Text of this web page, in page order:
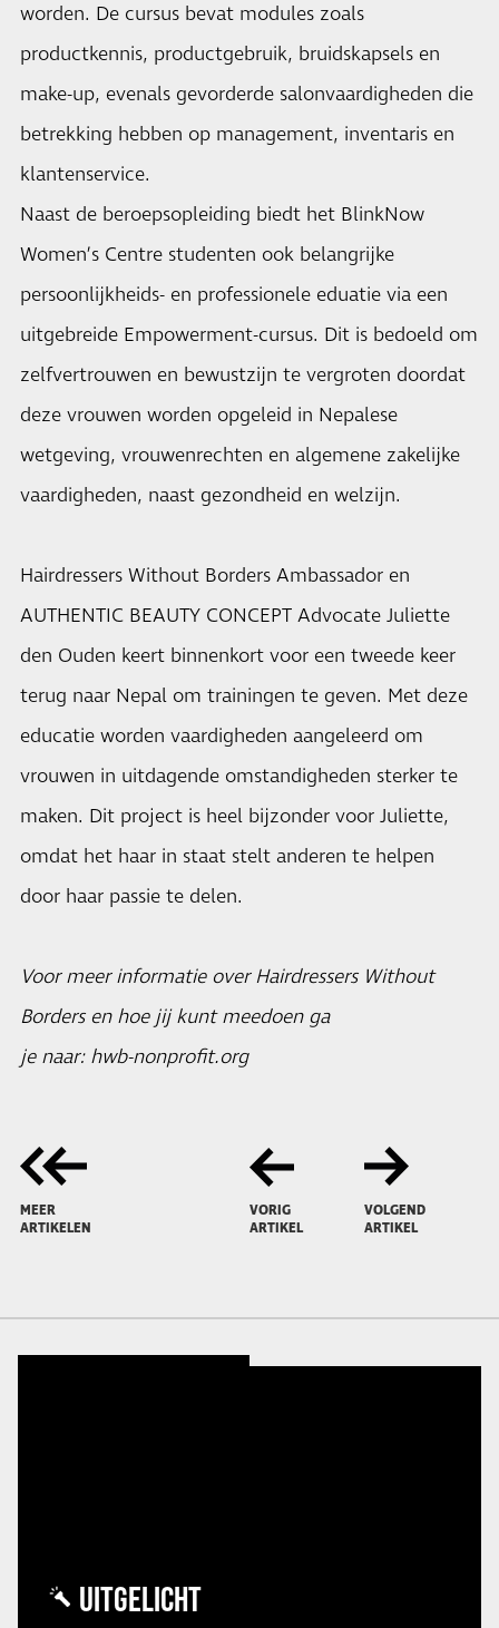
worden. De cursus bevat modules zoals
productkennis, productgebruik, bruidskapsels en
make-up, evenals gevorderde salonvaardigheden die
betrekking hebben op management, inventaris en
klantenservice.
Naast de beroepsopleiding biedt het BlinkNow
Women’s Centre studenten ook belangrijke
persoonlijkheids- en professionele eduatie via een
uitgebreide Empowerment-cursus. Dit is bedoeld om
zelfvertrouwen en bewustzijn te vergroten doordat
deze vrouwen worden opgeleid in Nepalese
wetgeving, vrouwenrechten en algemene zakelijke
vaardigheden, naast gezondheid en welzijn.
Hairdressers Without Borders Ambassador en
AUTHENTIC BEAUTY CONCEPT Advocate Juliette
den Ouden keert binnenkort voor een tweede keer
terug naar Nepal om trainingen te geven. Met deze
educatie worden vaardigheden aangeleerd om
vrouwen in uitdagende omstandigheden sterker te
maken. Dit project is heel bijzonder voor Juliette,
omdat het haar in staat stelt anderen te helpen
door haar passie te delen.
Voor meer informatie over Hairdressers Without
Borders en hoe jij kunt meedoen ga
je naar: hwb-nonprofit.org
MEER
ARTIKELEN
VORIG
ARTIKEL
VOLGEND
ARTIKEL
UITGELICHT